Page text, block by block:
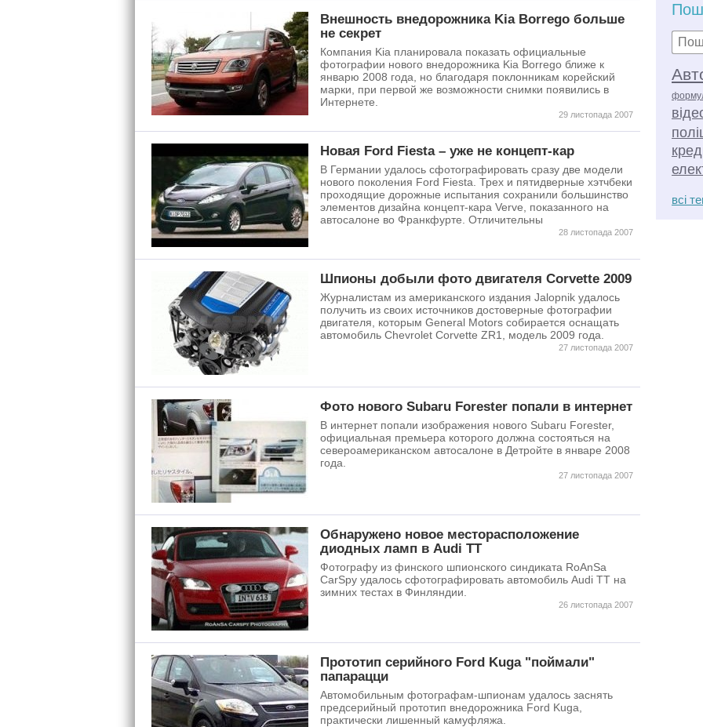
Внешность внедорожника Kia Borrego больше
не секрет
Компания Kia планировала показать официальные
фотографии нового внедорожника Kia Borrego ближе к
январю 2008 года, но благодаря поклонникам корейский
марки, при первой же возможности снимки появились в
Интернете.
29 листопада 2007
Новая Ford Fiesta – уже не концепт-кар
В Германии удалось сфотографировать сразу две модели
нового поколения Ford Fiesta. Трех и пятидверные хэтчбеки
проходящие дорожные испытания сохранили большинство
элементов дизайна концепт-кара Verve, показанного на
автосалоне во Франкфурте. Отличительны
28 листопада 2007
Шпионы добыли фото двигателя Corvette 2009
Журналистам из американского издания Jalopnik удалось
получить из своих источников достоверные фотографии
двигателя, которым General Motors собирается оснащать
автомобиль Chevrolet Corvette ZR1, модель 2009 года.
27 листопада 2007
Фото нового Subaru Forester попали в интернет
В интернет попали изображения нового Subaru Forester,
официальная премьера которого должна состояться на
североамериканском автосалоне в Детройте в январе 2008
года.
27 листопада 2007
Обнаружено новое месторасположение
диодных ламп в Audi TT
Фотографу из финского шпионского синдиката RoAnSa
CarSpy удалось сфотографировать автомобиль Audi TT на
зимних тестах в Финляндии.
26 листопада 2007
Прототип серийного Ford Kuga "поймали"
папарацци
Автомобильным фотографам-шпионам удалось заснять
предсерийный прототип внедорожника Ford Kuga,
практически лишенный камуфляжа.
всі